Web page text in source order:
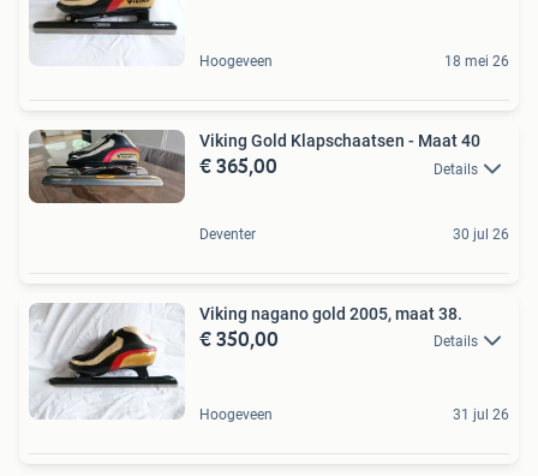
Hoogeveen 18 mei 26
Viking Gold Klapschaatsen - Maat 40
€ 365,00 Details
Deventer 30 jul 26
Viking nagano gold 2005, maat 38.
€ 350,00 Details
Hoogeveen 31 jul 26